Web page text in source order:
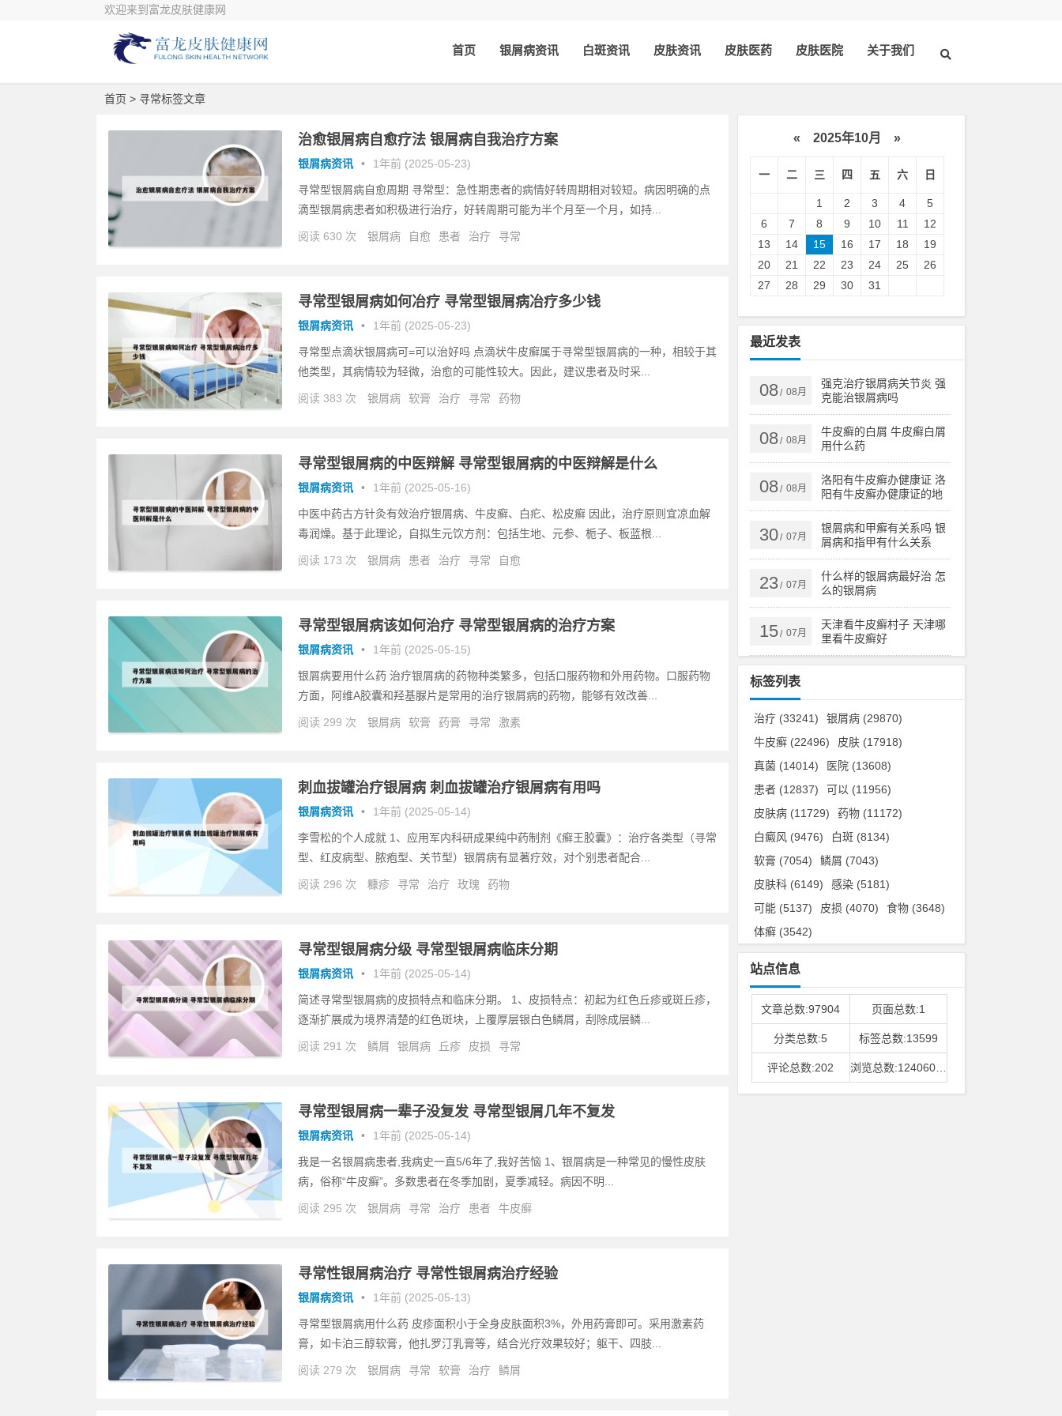
欢迎来到富龙皮肤健康网
首页 银屑病资讯 白斑资讯 皮肤资讯 皮肤医药 皮肤医院 关于我们
首页 > 寻常标签文章
治愈银屑病自愈疗法 银屑病自我治疗方案
银屑病资讯 • 1年前 (2025-05-23)
寻常型银屑病自愈周期 寻常型：急性期患者的病情好转周期相对较短。病因明确的点
滴型银屑病患者如积极进行治疗，好转周期可能为半个月至一个月，如持...
阅读 630 次 银屑病 自愈 患者 治疗 寻常
寻常型银屑病如何冶疗 寻常型银屑病冶疗多少钱
银屑病资讯 • 1年前 (2025-05-23)
寻常型点滴状银屑病可=可以治好吗 点滴状牛皮癣属于寻常型银屑病的一种，相较于其
他类型，其病情较为轻微，治愈的可能性较大。因此，建议患者及时采...
阅读 383 次 银屑病 软膏 治疗 寻常 药物
寻常型银屑病的中医辩解 寻常型银屑病的中医辩解是什么
银屑病资讯 • 1年前 (2025-05-16)
中医中药古方针灸有效治疗银屑病、牛皮癣、白疕、松皮癣 因此，治疗原则宜凉血解
毒润燥。基于此理论，自拟生元饮方剂：包括生地、元参、栀子、板蓝根...
阅读 173 次 银屑病 患者 治疗 寻常 自愈
寻常型银屑病该如何治疗 寻常型银屑病的治疗方案
银屑病资讯 • 1年前 (2025-05-15)
银屑病要用什么药 治疗银屑病的药物种类繁多，包括口服药物和外用药物。口服药物
方面，阿维A胶囊和羟基脲片是常用的治疗银屑病的药物，能够有效改善...
阅读 299 次 银屑病 软膏 药膏 寻常 激素
刺血拔罐治疗银屑病 刺血拔罐治疗银屑病有用吗
银屑病资讯 • 1年前 (2025-05-14)
李雪松的个人成就 1、应用军内科研成果纯中药制剂《癣王胶囊》：治疗各类型（寻常
型、红皮病型、脓疱型、关节型）银屑病有显著疗效，对个别患者配合...
阅读 296 次 糠疹 寻常 治疗 玫瑰 药物
寻常型银屑病分级 寻常型银屑病临床分期
银屑病资讯 • 1年前 (2025-05-14)
简述寻常型银屑病的皮损特点和临床分期。 1、皮损特点：初起为红色丘疹或斑丘疹，
逐渐扩展成为境界清楚的红色斑块，上覆厚层银白色鳞屑，刮除成层鳞...
阅读 291 次 鳞屑 银屑病 丘疹 皮损 寻常
寻常型银屑病一辈子没复发 寻常型银屑几年不复发
银屑病资讯 • 1年前 (2025-05-14)
我是一名银屑病患者,我病史一直5/6年了,我好苦恼 1、银屑病是一种常见的慢性皮肤
病，俗称“牛皮癣”。多数患者在冬季加剧，夏季减轻。病因不明...
阅读 295 次 银屑病 寻常 治疗 患者 牛皮癣
寻常性银屑病治疗 寻常性银屑病治疗经验
银屑病资讯 • 1年前 (2025-05-13)
寻常型银屑病用什么药 皮疹面积小于全身皮肤面积3%，外用药膏即可。采用激素药
膏，如卡泊三醇软膏，他扎罗汀乳膏等，结合光疗效果较好；躯干、四肢...
阅读 279 次 银屑病 寻常 软膏 治疗 鳞屑
« 2025年10月 »
一 二 三 四 五 六 日
1 2 3 4
5
6
7 8 9 10 11
12
13
14 15 16 17 18
19
20
21 22 23 24 25
26
27
28 29 30 31
最近发表
08/ 08月
强克治疗银屑病关节炎 强
克能治银屑病吗
08/ 08月
牛皮癣的白屑 牛皮癣白屑
用什么药
08/ 08月
洛阳有牛皮癣办健康证 洛
阳有牛皮癣办健康证的地
方吗
30/ 07月
银屑病和甲癣有关系吗 银
屑病和指甲有什么关系
23/ 07月
什么样的银屑病最好治 怎
么的银屑病
15/ 07月
天津看牛皮癣村子 天津哪
里看牛皮癣好
标签列表
治疗 (33241) 银屑病 (29870)
牛皮癣 (22496) 皮肤 (17918)
真菌 (14014) 医院 (13608)
患者 (12837) 可以 (11956)
皮肤病 (11729) 药物 (11172)
白癜风 (9476) 白斑 (8134)
软膏 (7054) 鳞屑 (7043)
皮肤科 (6149) 感染 (5181)
可能 (5137) 皮损 (4070) 食物 (3648)
体癣 (3542)
站点信息
文章总数:97904 页面总数:1
分类总数:5 标签总数:13599
评论总数:202 浏览总数:12406006